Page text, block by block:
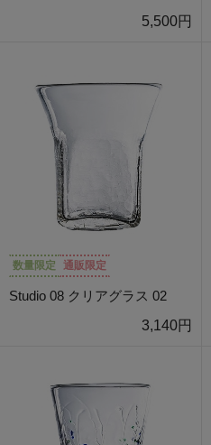
5,500円
数量限定 通販限定
Studio 08 クリアグラス 02
3,140円